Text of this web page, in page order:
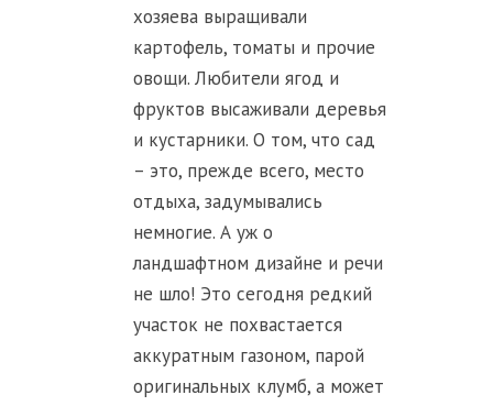
хозяева выращивали
картофель, томаты и прочие
овощи. Любители ягод и
фруктов высаживали деревья
и кустарники. О том, что сад
– это, прежде всего, место
отдыха, задумывались
немногие. А уж о
ландшафтном дизайне и речи
не шло! Это сегодня редкий
участок не похвастается
аккуратным газоном, парой
оригинальных клумб, а может